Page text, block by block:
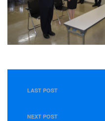
LAST POST
NEXT POST